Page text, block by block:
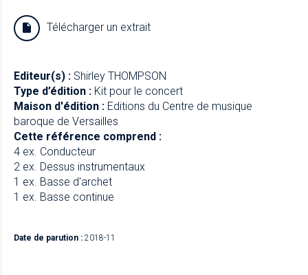
Télécharger un extrait
Editeur(s) : Shirley THOMPSON
Type d’édition : Kit pour le concert
Maison d'édition : Editions du Centre de musique
baroque de Versailles
Cette référence comprend :
4 ex. Conducteur
2 ex. Dessus instrumentaux
1 ex. Basse d'archet
1 ex. Basse continue
Date de parution : 2018-11